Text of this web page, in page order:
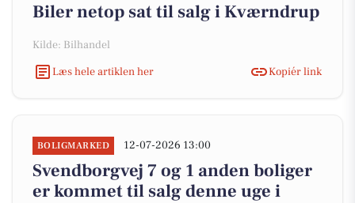
Biler netop sat til salg i Kværndrup
Kilde: Bilhandel
Læs hele artiklen her
Kopiér link
BOLIGMARKED 12-07-2026 13:00
Svendborgvej 7 og 1 anden boliger
er kommet til salg denne uge i